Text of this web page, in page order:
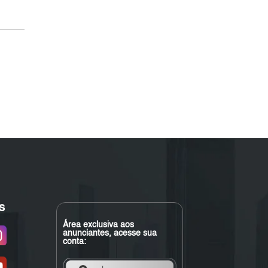
Área exclusiva aos
anunciantes, acesse sua
conta: